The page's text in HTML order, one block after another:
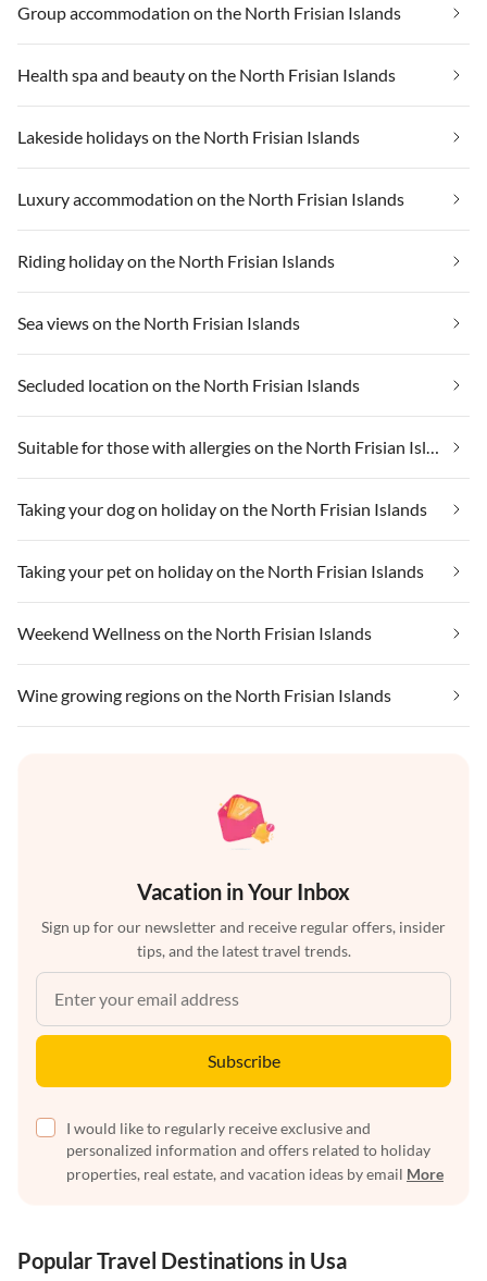
Group accommodation on the North Frisian Islands
Health spa and beauty on the North Frisian Islands
Lakeside holidays on the North Frisian Islands
Luxury accommodation on the North Frisian Islands
Riding holiday on the North Frisian Islands
Sea views on the North Frisian Islands
Secluded location on the North Frisian Islands
Taking your dog on holiday on the North Frisian Islands
Taking your pet on holiday on the North Frisian Islands
Weekend Wellness on the North Frisian Islands
Wine growing regions on the North Frisian Islands
Vacation in Your Inbox
Sign up for our newsletter and receive regular offers, insider
tips, and the latest travel trends.
Subscribe
I would like to regularly receive exclusive and
personalized information and offers related to holiday
properties, real estate, and vacation ideas by email More
Popular Travel Destinations in Usa